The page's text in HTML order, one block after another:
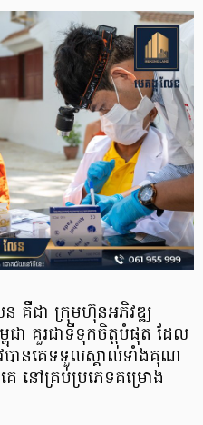
ន គឺជា ក្រុមហ៊ុនអភិវឌ្ឍ
ា គួរជាទីទុកចិត្តបំផុត ដែល
វបានគេទទួលស្គាល់ទាំងគុណ
េ នៅគ្រប់ប្រភេទគម្រោង